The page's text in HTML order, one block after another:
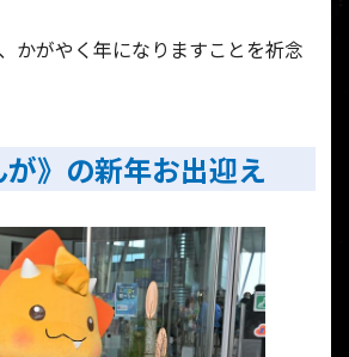
かがやく年になりますことを祈念
が》の新年お出迎え